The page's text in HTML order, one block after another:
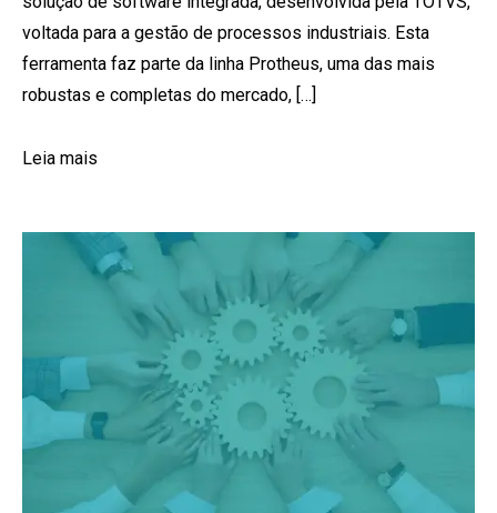
voltada para a gestão de processos industriais. Esta
ferramenta faz parte da linha Protheus, uma das mais
robustas e completas do mercado, […]
Leia mais